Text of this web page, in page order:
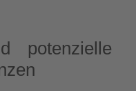
potenzielle